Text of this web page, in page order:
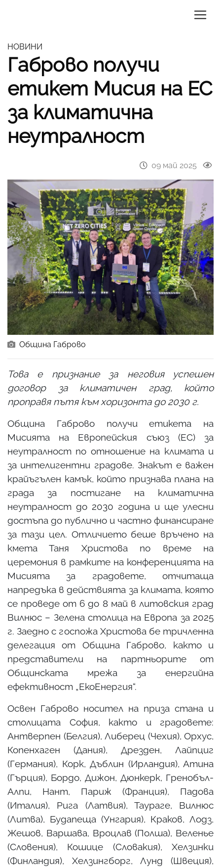
НОВИНИ
Габрово получи
етикет Мисия на ЕС
за климатична
неутралност
09 май 2025
Община Габрово
Това е признание за неговия успешен
договор за климатичен град, който
проправя пътя към хоризонта до 2030 г.
Община Габрово получи етикета на
Мисията на Европейския съюз (ЕС) за
неутралност по отношение на климата и
за интелигентни градове. Знакът е важен
крайъгълен камък, който признава плана на
града за постигане на климатична
неутралност до 2030 година и ще улесни
достъпа до публично и частно финансиране
за тази цел. Отличието беше връчено на
кмета Таня Христова по време на
церемония в рамките на конференцията на
Мисията за градовете, отчитаща
напредъка в действията за климата, която
се проведе от 6 до 8 май в литовския град
Вилнюс – Зелена столица на Европа за 2025
г. Заедно с госпожа Христова бе тричленна
делегация от Община Габрово, както и
представители на партньорите от
Общинската мрежа за енергийна
ефективност „ЕкоЕнергия“.
Освен Габрово носител на приза стана и
столицата София, както и градовете:
Антверпен (Белгия), Либерец (Чехия), Орхус,
Копенхаген (Дания), Дрезден, Лайпциг
(Германия), Корк, Дъблин (Ирландия), Атина
(Гърция), Бордо, Дижон, Дюнкерк, Гренобъл-
Алпи, Нант, Париж (Франция), Падова
(Италия), Рига (Латвия), Таураге, Вилнюс
(Литва), Будапеща (Унгария), Краков, Лодз,
Жешов, Варшава, Вроцлав (Полша), Веленье
(Словения), Кошице (Словакия), Хелзинки
(Финландия), Хелзингборг, Лунд (Швеция),